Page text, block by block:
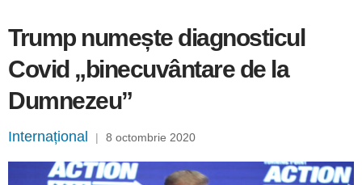
Trump numește diagnosticul
Covid „binecuvântare de la
Dumnezeu”
Internațional | 8 octombrie 2020